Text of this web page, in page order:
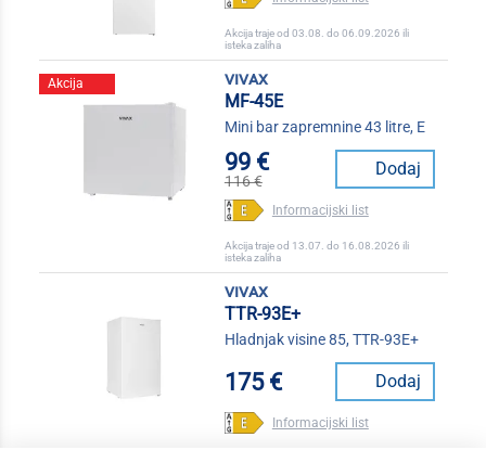
Akcija traje od 03.08. do 06.09.2026 ili
isteka zaliha
Akcija
vivax
MF-45E
Mini bar zapremnine 43 litre, E
99 €
116 €
Dodaj
Informacijski list
Akcija traje od 13.07. do 16.08.2026 ili
isteka zaliha
vivax
TTR-93E+
Hladnjak visine 85, TTR-93E+
175 € Dodaj
Informacijski list